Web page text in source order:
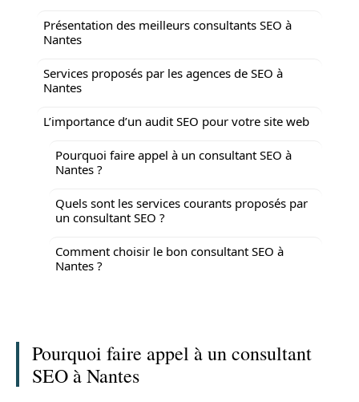
Présentation des meilleurs consultants SEO à
Nantes
Services proposés par les agences de SEO à
Nantes
L’importance d’un audit SEO pour votre site web
Pourquoi faire appel à un consultant SEO à
Nantes ?
Quels sont les services courants proposés par
un consultant SEO ?
Comment choisir le bon consultant SEO à
Nantes ?
Pourquoi faire appel à un consultant
SEO à Nantes